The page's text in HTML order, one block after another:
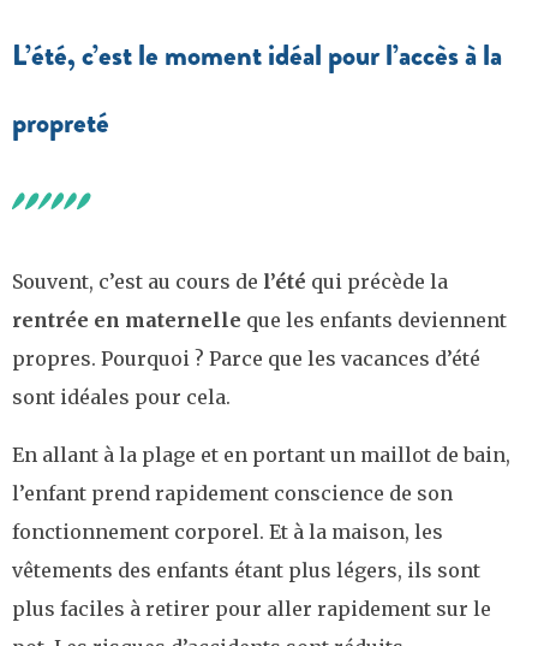
L’été, c’est le moment idéal pour l’accès à la
propreté
Souvent, c’est au cours de l’été qui précède la
rentrée en maternelle que les enfants deviennent
propres. Pourquoi ? Parce que les vacances d’été
sont idéales pour cela.
En allant à la plage et en portant un maillot de bain,
l’enfant prend rapidement conscience de son
fonctionnement corporel. Et à la maison, les
vêtements des enfants étant plus légers, ils sont
plus faciles à retirer pour aller rapidement sur le